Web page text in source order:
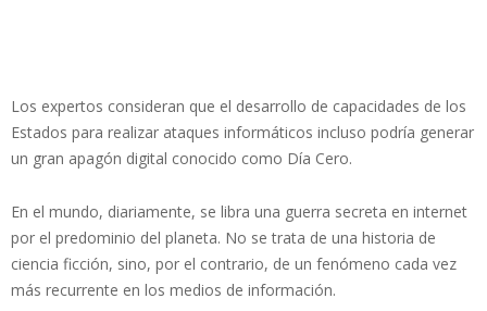
Los expertos consideran que el desarrollo de capacidades de los
Estados para realizar ataques informáticos incluso podría generar
un gran apagón digital conocido como Día Cero.
En el mundo, diariamente, se libra una guerra secreta en internet
por el predominio del planeta. No se trata de una historia de
ciencia ficción, sino, por el contrario, de un fenómeno cada vez
más recurrente en los medios de información.